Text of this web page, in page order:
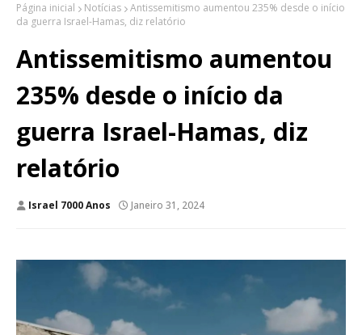
Página inicial Notícias
Antissemitismo aumentou 235% desde o início
da guerra Israel-Hamas, diz relatório
Antissemitismo aumentou
235% desde o início da
guerra Israel-Hamas, diz
relatório
Israel 7000 Anos Janeiro 31, 2024